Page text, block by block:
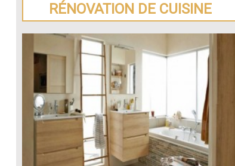
RÉNOVATION DE CUISINE